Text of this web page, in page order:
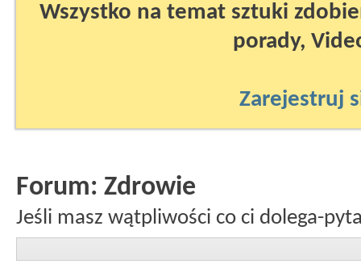
Wszystko na temat sztuki
porady,
Zarejestruj
Forum: Zdrowie
Jeśli masz wątpliwości co ci dolega-